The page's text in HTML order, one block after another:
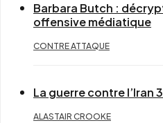
Barbara Butch :
offensive médiatique
CONTRE ATTAQUE
La guerre contre l’Iran
ALASTAIR CROOKE